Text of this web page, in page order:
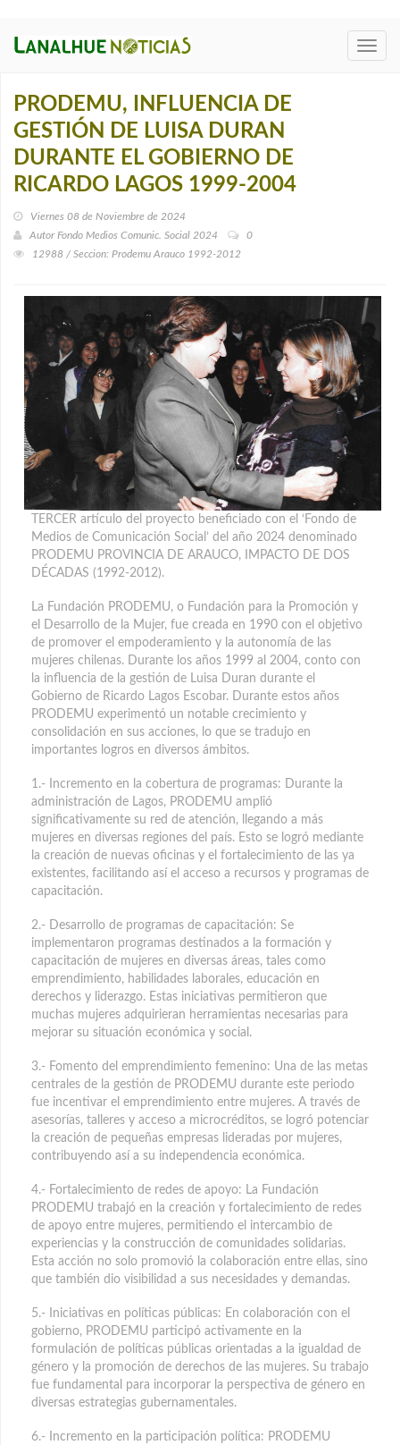
PRODEMU, INFLUENCIA DE
GESTIÓN DE LUISA DURAN
DURANTE EL GOBIERNO DE
RICARDO LAGOS 1999-2004
Viernes 08 de Noviembre de 2024
Autor Fondo Medios Comunic. Social 2024
0
12988 / Seccion: Prodemu Arauco 1992-2012
TERCER artículo del proyecto beneficiado con el ‘Fondo de
Medios de Comunicación Social’ del año 2024 denominado
PRODEMU PROVINCIA DE ARAUCO, IMPACTO DE DOS
DÉCADAS (1992-2012).
La Fundación PRODEMU, o Fundación para la Promoción y
el Desarrollo de la Mujer, fue creada en 1990 con el objetivo
de promover el empoderamiento y la autonomía de las
mujeres chilenas. Durante los años 1999 al 2004, conto con
la influencia de la gestión de Luisa Duran durante el
Gobierno de Ricardo Lagos Escobar. Durante estos años
PRODEMU experimentó un notable crecimiento y
consolidación en sus acciones, lo que se tradujo en
importantes logros en diversos ámbitos.
1.- Incremento en la cobertura de programas: Durante la
administración de Lagos, PRODEMU amplió
significativamente su red de atención, llegando a más
mujeres en diversas regiones del país. Esto se logró mediante
la creación de nuevas oficinas y el fortalecimiento de las ya
existentes, facilitando así el acceso a recursos y programas de
capacitación.
2.- Desarrollo de programas de capacitación: Se
implementaron programas destinados a la formación y
capacitación de mujeres en diversas áreas, tales como
emprendimiento, habilidades laborales, educación en
derechos y liderazgo. Estas iniciativas permitieron que
muchas mujeres adquirieran herramientas necesarias para
mejorar su situación económica y social.
3.- Fomento del emprendimiento femenino: Una de las metas
centrales de la gestión de PRODEMU durante este periodo
fue incentivar el emprendimiento entre mujeres. A través de
asesorías, talleres y acceso a microcréditos, se logró potenciar
la creación de pequeñas empresas lideradas por mujeres,
contribuyendo así a su independencia económica.
4.- Fortalecimiento de redes de apoyo: La Fundación
PRODEMU trabajó en la creación y fortalecimiento de redes
de apoyo entre mujeres, permitiendo el intercambio de
experiencias y la construcción de comunidades solidarias.
Esta acción no solo promovió la colaboración entre ellas, sino
que también dio visibilidad a sus necesidades y demandas.
5.- Iniciativas en políticas públicas: En colaboración con el
gobierno, PRODEMU participó activamente en la
formulación de políticas públicas orientadas a la igualdad de
género y la promoción de derechos de las mujeres. Su trabajo
fue fundamental para incorporar la perspectiva de género en
diversas estrategias gubernamentales.
6.- Incremento en la participación política: PRODEMU